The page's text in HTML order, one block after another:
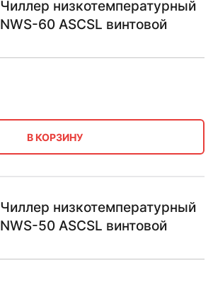
Чиллер низкотемпературный
NWS-60 ASCSL винтовой
В КОРЗИНУ
Чиллер низкотемпературный
NWS-50 ASCSL винтовой